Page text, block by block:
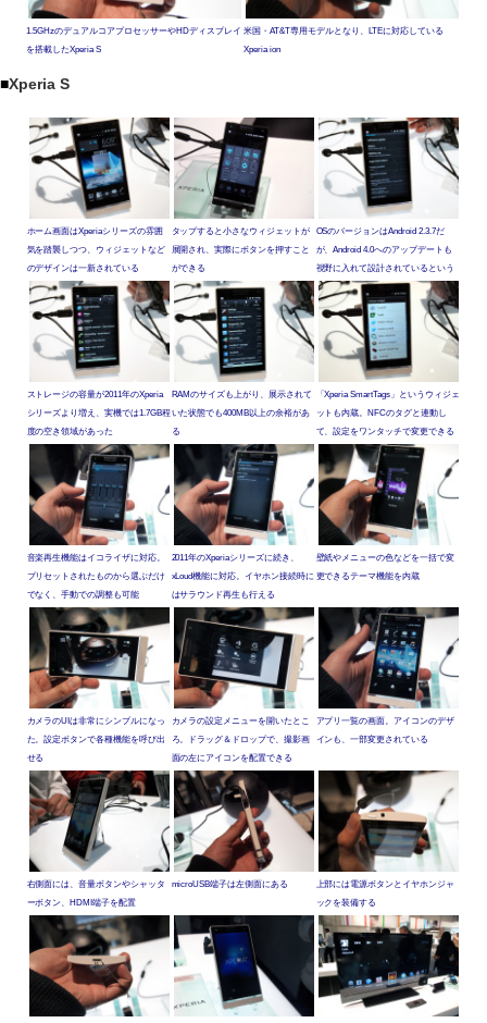
1.5GHzのデュアルコアプロセッサーやHDディスプレイ
を搭載したXperia S
米国・AT&T専用モデルとなり、LTEに対応している
Xperia ion
■Xperia S
ホーム画面はXperiaシリーズの雰囲
気を踏襲しつつ、ウィジェットなど
のデザインは一新されている
タップすると小さなウィジェットが
展開され、実際にボタンを押すこと
ができる
OSのバージョンはAndroid 2.3.7だ
が、Android 4.0へのアップデートも
視野に入れて設計されているという
ストレージの容量が2011年のXperia
シリーズより増え、実機では1.7GB程
度の空き領域があった
RAMのサイズも上がり、展示されて
いた状態でも400MB以上の余裕があ
る
「Xperia SmartTags」というウィジェ
ットも内蔵。NFCのタグと連動し
て、設定をワンタッチで変更できる
音楽再生機能はイコライザに対応。
プリセットされたものから選ぶだけ
でなく、手動での調整も可能
2011年のXperiaシリーズに続き、
xLoud機能に対応。イヤホン接続時に
はサラウンド再生も行える
壁紙やメニューの色などを一括で変
更できるテーマ機能を内蔵
カメラのUIは非常にシンプルになっ
た。設定ボタンで各種機能を呼び出
せる
カメラの設定メニューを開いたとこ
ろ。ドラッグ＆ドロップで、撮影画
面の左にアイコンを配置できる
アプリ一覧の画面。アイコンのデザ
インも、一部変更されている
右側面には、音量ボタンやシャッタ
ーボタン、HDMI端子を配置
microUSB端子は左側面にある
上部には電源ボタンとイヤホンジャ
ックを装備する